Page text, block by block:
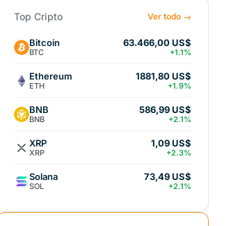
Top Cripto Ver todo →
Bitcoin
BTC
63.466,00 US$
+1.1%
Ethereum
ETH
1881,80 US$
+1.9%
BNB
BNB
586,99 US$
+2.1%
XRP
XRP
1,09 US$
+2.3%
Solana
SOL
73,49 US$
+2.1%